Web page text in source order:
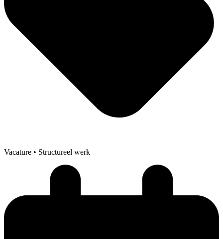
Vacature • Structureel werk